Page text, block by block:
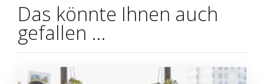
Das könnte Ihnen auch
gefallen …